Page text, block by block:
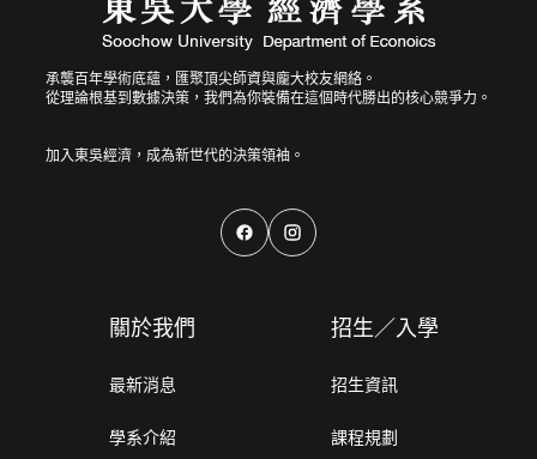
承襲百年學術底蘊，匯聚頂尖師資與龐大校友網絡。
從理論根基到數據決策，我們為你裝備在這個時代勝出的核心競爭力。
關於我們
最新消息
學系介紹
招生／入學
招生資訊
課程規劃